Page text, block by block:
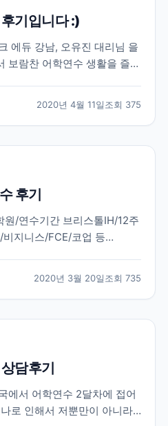
기입니다 :)
에듀 강남, 오유진 대리님 을
보람찬 어학연수 생활을 즐기
이 이유가 되었다고 생각합니
을 거치고 무사히 뉴질랜드
2020년 4월 11일조회 375
후기
원/연수기간 브리스톨IH/12주
지니스/FCE/코업 등
는 달리 조용하고 공부에 몰
습니다....
2020년 3월 20일조회 735
담후기
에서 어학연수 2달차에 접어
로 인해서 저뿐만이 아니라